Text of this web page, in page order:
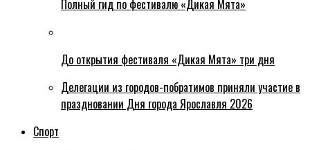
Полный гид по фестивалю «Дикая Мята»
До открытия фестиваля «Дикая Мята» три дня
Делегации из городов-побратимов приняли участие в
праздновании Дня города Ярославля 2026
Спорт